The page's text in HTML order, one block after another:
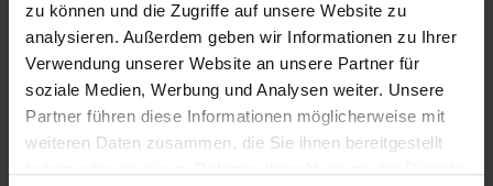
zu können und die Zugriffe auf unsere Website zu
analysieren. Außerdem geben wir Informationen zu Ihrer
Verwendung unserer Website an unsere Partner für
soziale Medien, Werbung und Analysen weiter. Unsere
Partner führen diese Informationen möglicherweise mit
weiteren Daten zusammen, die Sie ihnen bereitgestellt